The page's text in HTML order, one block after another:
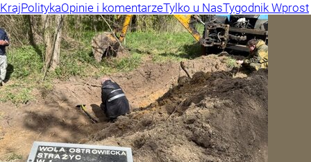
KrajPolitykaOpinie i komentarzeTylko u NasTygodnik Wprost